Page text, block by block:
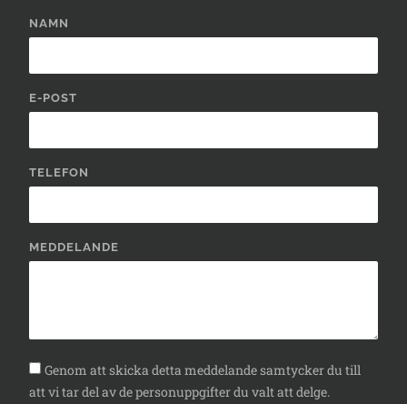
NAMN
E-POST
TELEFON
MEDDELANDE
Genom att skicka detta meddelande samtycker du till
att vi tar del av de personuppgifter du valt att delge.